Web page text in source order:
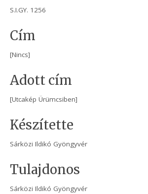
S.I.GY. 1256
Cím
[Nincs]
Adott cím
[Utcakép Ürümcsiben]
Készítette
Sárközi Ildikó Gyöngyvér
Tulajdonos
Sárközi Ildikó Gyöngyvér